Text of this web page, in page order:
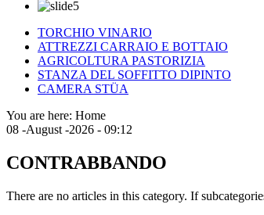
TORCHIO VINARIO
ATTREZZI CARRAIO E BOTTAIO
AGRICOLTURA PASTORIZIA
STANZA DEL SOFFITTO DIPINTO
CAMERA STÜA
You are here: Home
08 -August -2026 - 09:12
CONTRABBANDO
There are no articles in this category. If